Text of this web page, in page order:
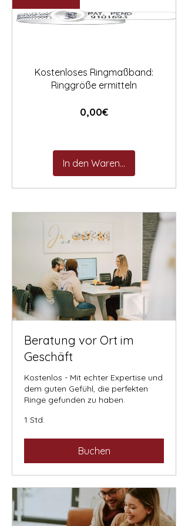
Kostenloses Ringmaßband:
Ringgröße ermitteln
0,00€Preis
In den Warenkorb
Beratung vor Ort im
Geschäft
Kostenlos - Mit echter Expertise und
dem guten Gefühl, die perfekten
Ringe gefunden zu haben.
1 Std.
Buchen